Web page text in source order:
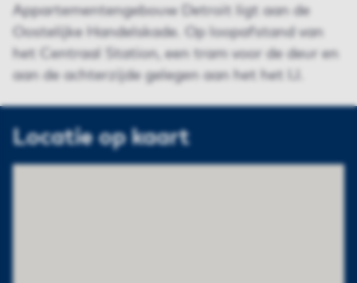
Appartementengebouw Detroit ligt aan de
Oostelijke Handelskade. Op loopafstand van
het Centraal Station, een tram voor de deur en
aan de achterzijde gelegen aan het het IJ.
Locatie op kaart